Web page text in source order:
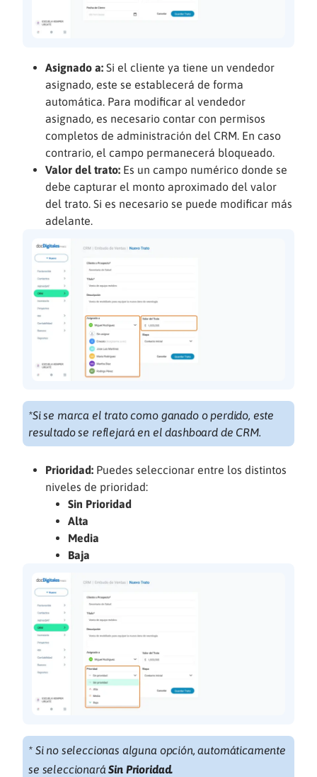
Asignado a: Si el cliente ya tiene un vendedor
asignado, este se establecerá de forma
automática. Para modificar al vendedor
asignado, es necesario contar con permisos
completos de administración del CRM. En caso
contrario, el campo permanecerá bloqueado.
Valor del trato: Es un campo numérico donde se
debe capturar el monto aproximado del valor
del trato. Si es necesario se puede modificar más
adelante.
*Si se marca el trato como ganado o perdido, este
resultado se reflejará en el dashboard de CRM.
Prioridad: Puedes seleccionar entre los distintos
niveles de prioridad:
Sin Prioridad
Alta
Media
Baja
* Si no seleccionas alguna opción, automáticamente
se seleccionaráSin Prioridad.